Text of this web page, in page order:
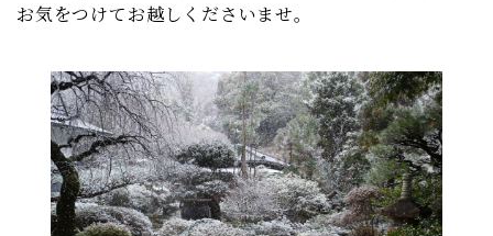
お気をつけてお越しくださいませ。